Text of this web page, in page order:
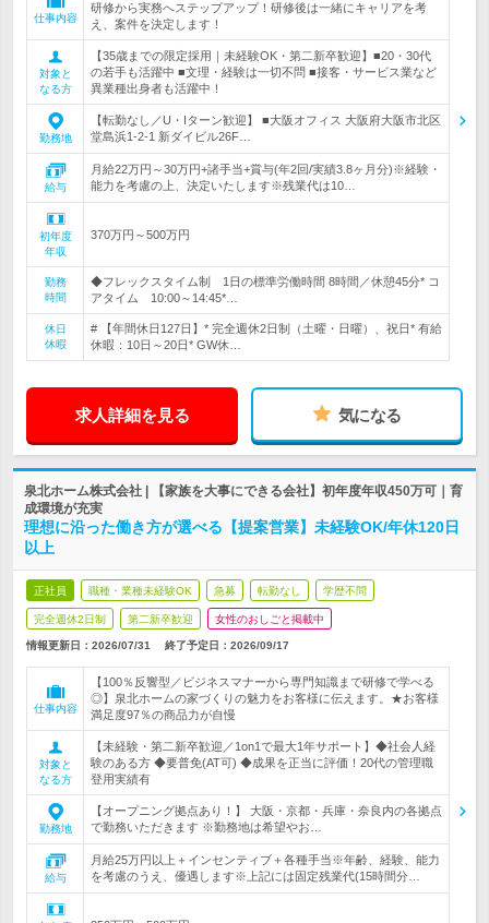
仕事内容
研修から実務へステップアップ！研修後は一緒にキャリアを考
え、案件を決定します！
対象と
なる方
【35歳までの限定採用｜未経験OK・第二新卒歓迎】■20・30代
の若手も活躍中 ■文理・経験は一切不問 ■接客・サービス業など
異業種出身者も活躍中！
勤務地
【転勤なし／U・Iターン歓迎】 ■大阪オフィス 大阪府大阪市北区
堂島浜1-2-1 新ダイビル26F…
給与
月給22万円～30万円+諸手当+賞与(年2回/実績3.8ヶ月分)※経験・
能力を考慮の上、決定いたします※残業代は10…
初年度
年収
370万円～500万円
勤務
時間
◆フレックスタイム制 1日の標準労働時間 8時間／休憩45分* コ
アタイム 10:00～14:45*…
休日
休暇
# 【年間休日127日】* 完全週休2日制（土曜・日曜）、祝日* 有給
休暇：10日～20日* GW休…
求人詳細を見る 気になる
泉北ホーム株式会社 | 【家族を大事にできる会社】初年度年収450万可｜育
成環境が充実
理想に沿った働き方が選べる【提案営業】未経験OK/年休120日
以上
正社員 職種・業種未経験OK 急募 転勤なし 学歴不問
完全週休2日制 第二新卒歓迎 女性のおしごと掲載中
情報更新日：2026/07/31 終了予定日： 2026/09/17
仕事内容
【100％反響型／ビジネスマナーから専門知識まで研修で学べる
◎】泉北ホームの家づくりの魅力をお客様に伝えます。★お客様
満足度97％の商品力が自慢
対象と
なる方
【未経験・第二新卒歓迎／1on1で最大1年サポート】◆社会人経
験のある方 ◆要普免(AT可) ◆成果を正当に評価！20代の管理職
登用実績有
勤務地
【オープニング拠点あり！】 大阪・京都・兵庫・奈良内の各拠点
で勤務いただきます ※勤務地は希望やお…
給与
月給25万円以上＋インセンティブ＋各種手当※年齢、経験、能力
を考慮のうえ、優遇します※上記には固定残業代(15時間分…